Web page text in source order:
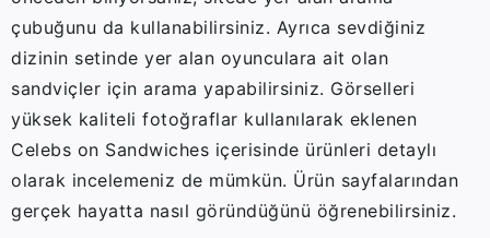
çubuğunu da kullanabilirsiniz. Ayrıca sevdiğiniz
dizinin setinde yer alan oyunculara ait olan
sandviçler için arama yapabilirsiniz. Görselleri
yüksek kaliteli fotoğraflar kullanılarak eklenen
Celebs on Sandwiches içerisinde ürünleri detaylı
olarak incelemeniz de mümkün. Ürün sayfalarından
gerçek hayatta nasıl göründüğünü öğrenebilirsiniz.